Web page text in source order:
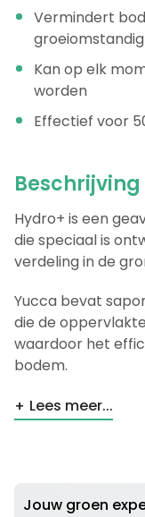
Vermindert
Kan op elk
worden
Effectief voor
Beschrijving
Hydro+ is een
die speciaal is
verdeling in de
Yucca bevat
die de
waardoor het
bodem.
Lees meer...
Jouw groen